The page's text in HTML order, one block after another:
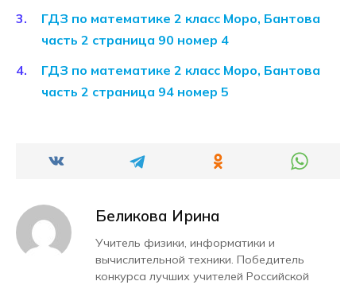
ГДЗ по математике 2 класс Моро, Бантова
часть 2 страница 90 номер 4
ГДЗ по математике 2 класс Моро, Бантова
часть 2 страница 94 номер 5
Беликова Ирина
Учитель физики, информатики и
вычислительной техники. Победитель
конкурса лучших учителей Российской